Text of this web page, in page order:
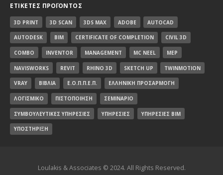
ΕΤΙΚΈΤΕΣ ΠΡΟΪΌΝΤΟΣ
3D PRINT 3D SCAN 3DS MAX ADOBE AUTOCAD
AUTODESK BIM CERTIFICATE OF COMPLETION CIVIL 3D
COMBO INVENTOR MANAGEMENT MC NEEL MEP
NAVISWORKS REVIT RHINO 3D SKETCH UP TWINMOTION
VRAY ΒΙΒΛΊΑ Ε.Ο.Π.Π.Ε.Π. ΕΛΛΗΝΙΚΉ ΠΡΟΣΑΡΜΟΓΉ
ΛΟΓΙΣΜΙΚΌ ΠΙΣΤΟΠΟΊΗΣΗ ΣΕΜΙΝΆΡΙΟ
ΣΥΜΒΟΥΛΕΥΤΙΚΈΣ ΥΠΗΡΕΣΊΕΣ ΥΠΗΡΕΣΊΕΣ ΥΠΗΡΕΣΊΕΣ BIM
ΥΠΟΣΤΉΡΙΞΗ
Loulakis & Associates © 2024. All Rights Reserved.